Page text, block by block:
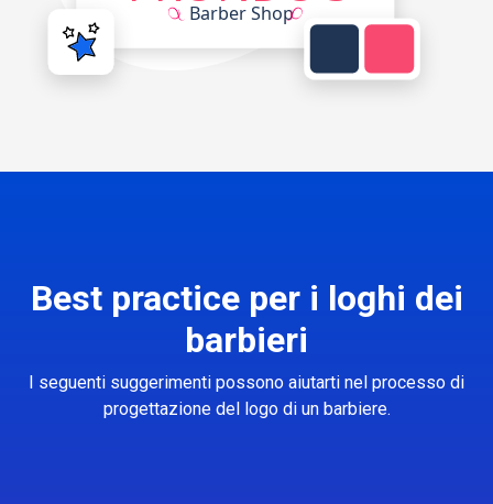
Best practice per i loghi dei
barbieri
I seguenti suggerimenti possono aiutarti nel processo di
progettazione del logo di un barbiere.